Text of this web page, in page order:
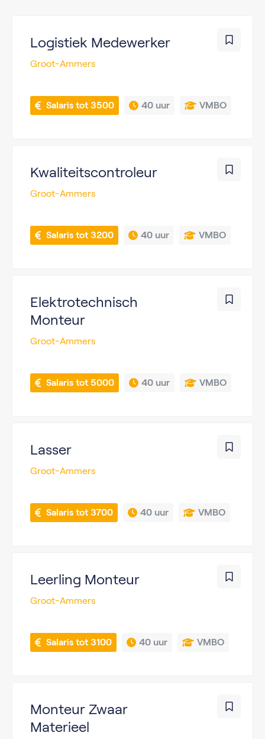
Logistiek Medewerker
Groot-Ammers
Salaris tot 3500 40 uur VMBO
Kwaliteitscontroleur
Groot-Ammers
Salaris tot 3200 40 uur VMBO
Elektrotechnisch
Monteur
Groot-Ammers
Salaris tot 5000 40 uur VMBO
Lasser
Groot-Ammers
Salaris tot 3700 40 uur VMBO
Leerling Monteur
Groot-Ammers
Salaris tot 3100 40 uur VMBO
Monteur Zwaar
Materieel